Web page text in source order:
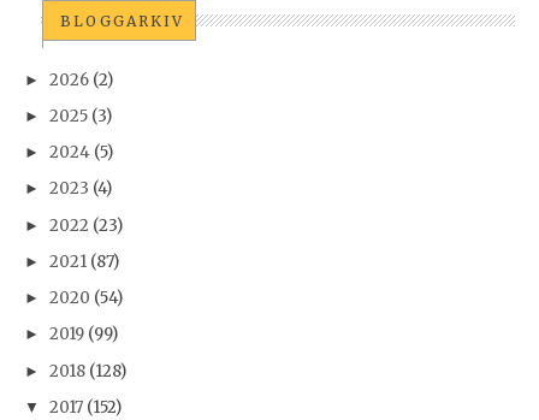
BLOGGARKIV
► 2026 (2)
► 2025 (3)
► 2024 (5)
► 2023 (4)
► 2022 (23)
► 2021 (87)
► 2020 (54)
► 2019 (99)
► 2018 (128)
▼ 2017 (152)